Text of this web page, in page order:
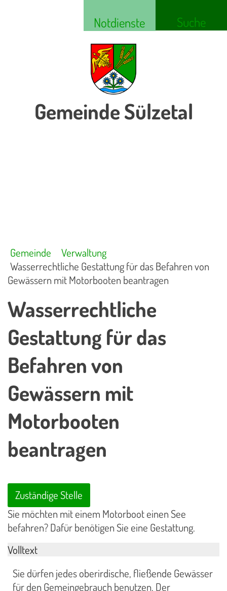
Notdienste Suche
Gemeinde Sülzetal
Gemeinde
Verwaltung
Wasserrechtliche Gestattung für das Befahren von
Gewässern mit Motorbooten beantragen
Wasserrechtliche
Gestattung für das
Befahren von
Gewässern mit
Motorbooten
beantragen
Zuständige Stelle
Sie möchten mit einem Motorboot einen See
befahren? Dafür benötigen Sie eine Gestattung.
Volltext
Sie dürfen jedes oberirdische, fließende Gewässer
für den Gemeingebrauch benutzen. Der